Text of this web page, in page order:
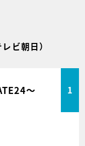
レビ朝日）
～ 1